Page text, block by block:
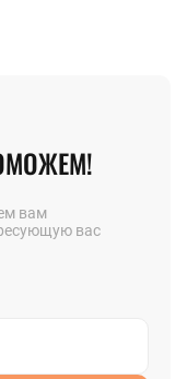
вам
вас